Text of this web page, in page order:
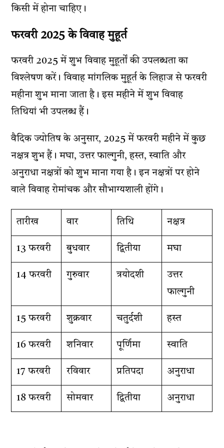
किसी में होना चाहिए।
फरवरी 2025 के विवाह मुहूर्त
फरवरी 2025 में शुभ विवाह मुहूर्तों की उपलब्धता का
विश्लेषण करें। विवाह मांगलिक मुहूर्त के लिहाज से फरवरी
महीना शुभ माना जाता है। इस महीने में शुभ विवाह
तिथियां भी उपलब्ध हैं।
वैदिक ज्योतिष के अनुसार, 2025 में फरवरी महीने में कुछ
नक्षत्र शुभ हैं। मघा, उत्तर फाल्गुनी, हस्त, स्वाति और
अनुराधा नक्षत्रों को शुभ माना गया है। इन नक्षत्रों पर होने
वाले विवाह रोमांचक और सौभाग्यशाली होंगे।
तारीख वार तिथि नक्षत्र
13 फरवरी बुधवार द्वितीया मघा
14 फरवरी गुरुवार त्रयोदशी
उत्तर
फाल्गुनी
15 फरवरी शुक्रवार चतुर्दशी हस्त
16 फरवरी शनिवार पूर्णिमा स्वाति
17 फरवरी रविवार प्रतिपदा अनुराधा
18 फरवरी सोमवार द्वितीया अनुराधा